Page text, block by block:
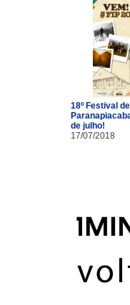
18º Festival
de julho!
17/07/2018